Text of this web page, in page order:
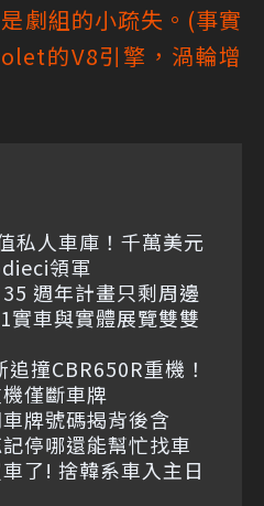
劇組的小疏失。(事實
的V8引擎，渦輪增
私人車庫！千萬美元
領軍
35 週年計畫只剩周邊
實車與實體展覽雙雙
撞CBR650R重機！
僅斷車牌
牌號碼揭背後含
停哪還能幫忙找車
了! 捨韓系車入主日